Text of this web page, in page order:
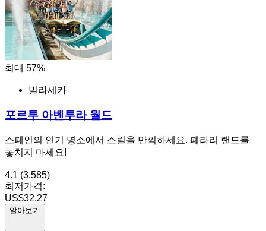
최대 57%
빌라세카
포르투 아벤투라 월드
스페인의 인기 명소에서 스릴을 만끽하세요. 페라리 랜드를
놓치지 마세요!
4.1 (3,585)
최저가격:
US$32.27
알아보기